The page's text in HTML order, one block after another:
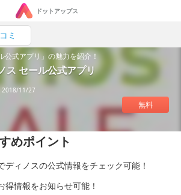
ドットアップス
ミ
公式アプリ」の魅力を紹介！
ス セール公式アプリ
2018/11/27
無料
めポイント
ディノスの公式情報をチェック可能！
得情報をお知らせ可能！